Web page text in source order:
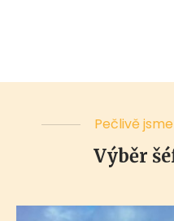
Pečlivě
Výběr